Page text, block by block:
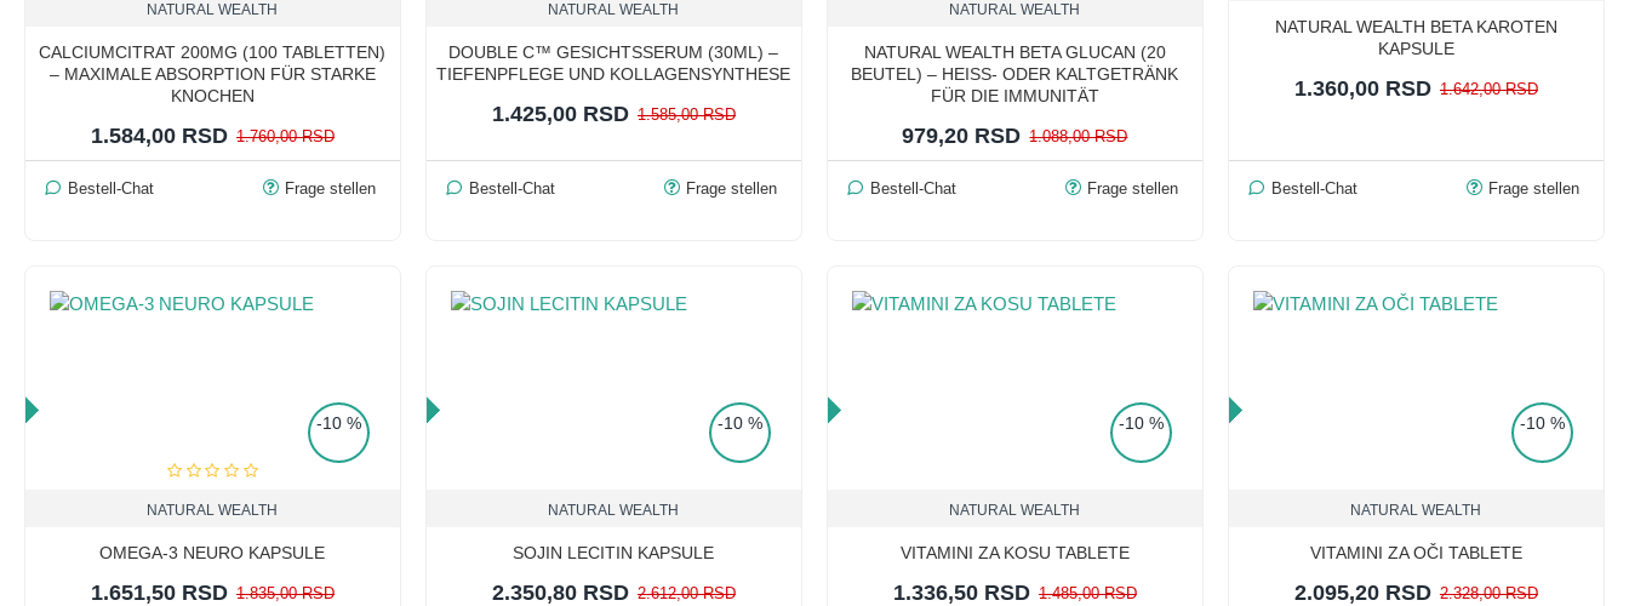
NATURAL WEALTH
CALCIUMCITRAT 200MG (100 TABLETTEN)
– MAXIMALE ABSORPTION FÜR STARKE
KNOCHEN
1.584,00 RSD 1.760,00 RSD
Bestell-Chat Frage stellen
NATURAL WEALTH
DOUBLE C™ GESICHTSSERUM (30ML) –
TIEFENPFLEGE UND KOLLAGENSYNTHESE
1.425,00 RSD 1.585,00 RSD
Bestell-Chat Frage stellen
NATURAL WEALTH
NATURAL WEALTH BETA GLUCAN (20
BEUTEL) – HEISS- ODER KALTGETRÄNK F
ÜR DIE IMMUNITÄT
979,20 RSD 1.088,00 RSD
Bestell-Chat Frage stellen
NATURAL WEALTH BETA KAROTEN
KAPSULE
1.360,00 RSD 1.642,00 RSD
Bestell-Chat Frage stellen
-10 %
NATURAL WEALTH
OMEGA-3 NEURO KAPSULE
1.651,50 RSD 1.835,00 RSD
TOP PRICE -10 %
NATURAL WEALTH
SOJIN LECITIN KAPSULE
2.350,80 RSD 2.612,00 RSD
TOP PRICE -10 %
NATURAL WEALTH
VITAMINI ZA KOSU TABLETE
1.336,50 RSD 1.485,00 RSD
TOP PRICE -10 %
NATURAL WEALTH
VITAMINI ZA OČI TABLETE
2.095,20 RSD 2.328,00 RSD